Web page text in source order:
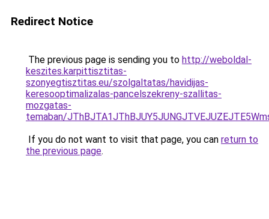
Redirect Notice
The previous page is sending you to http://weboldal-
keszites.karpittisztitas-
szonyegtisztitas.eu/szolgaltatas/havidijas-
keresooptimalizalas-pancelszekreny-szallitas-
mozgatas-
temaban/
If you do not want to visit that page, you can return to
the previous page.